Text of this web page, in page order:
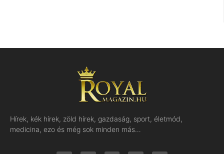
Hírek, kék hírek, zöld hírek, gazdaság, sport, életmód,
medicina, ezo és még sok minden más…